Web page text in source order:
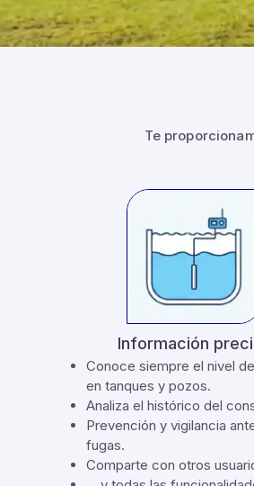
Te
Información
Conoce siempre el nivel
en tanques y pozos.
Analiza el histórico del
Prevención y vigilancia
fugas.
Comparte con otros